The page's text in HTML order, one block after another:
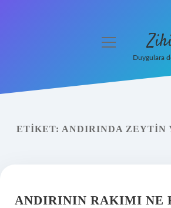
Yasal Uyarı
menüyü
Duygulara
ETIKET: ANDIRINDA ZEYTIN
ANDIRININ RAKIMI NE